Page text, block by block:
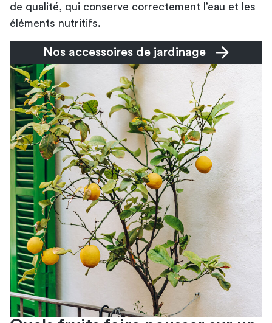
de qualité, qui conserve correctement l’eau et les
éléments nutritifs.
Nos accessoires de jardinage